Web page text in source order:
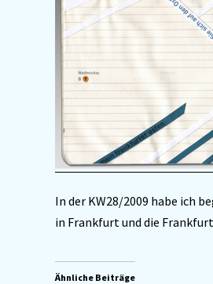
In der KW28/2009 habe ich
in Frankfurt und die
Ähnliche Beiträge